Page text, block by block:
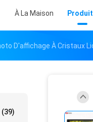
À La Maison
D'affichage À Cristaux
(39)